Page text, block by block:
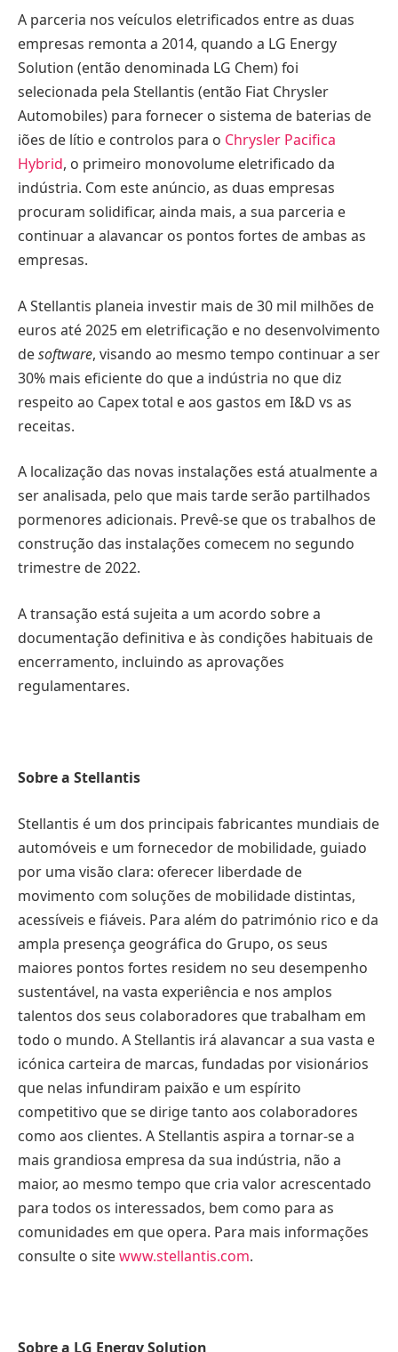
A parceria nos veículos eletrificados entre as duas
empresas remonta a 2014, quando a LG Energy
Solution (então denominada LG Chem) foi
selecionada pela Stellantis (então Fiat Chrysler
Automobiles) para fornecer o sistema de baterias de
iões de lítio e controlos para o Chrysler Pacifica
Hybrid, o primeiro monovolume eletrificado da
indústria. Com este anúncio, as duas empresas
procuram solidificar, ainda mais, a sua parceria e
continuar a alavancar os pontos fortes de ambas as
empresas.
A Stellantis planeia investir mais de 30 mil milhões de
euros até 2025 em eletrificação e no desenvolvimento
desoftware, visando ao mesmo tempo continuar a ser
30% mais eficiente do que a indústria no que diz
respeito ao Capex total e aos gastos em I&D vs as
receitas.
A localização das novas instalações está atualmente a
ser analisada, pelo que mais tarde serão partilhados
pormenores adicionais. Prevê-se que os trabalhos de
construção das instalações comecem no segundo
trimestre de 2022.
A transação está sujeita a um acordo sobre a
documentação definitiva e às condições habituais de
encerramento, incluindo as aprovações
regulamentares.
Sobre a Stellantis
Stellantis é um dos principais fabricantes mundiais de
automóveis e um fornecedor de mobilidade, guiado
por uma visão clara: oferecer liberdade de
movimento com soluções de mobilidade distintas,
acessíveis e fiáveis. Para além do património rico e da
ampla presença geográfica do Grupo, os seus
maiores pontos fortes residem no seu desempenho
sustentável, na vasta experiência e nos amplos
talentos dos seus colaboradores que trabalham em
todo o mundo. A Stellantis irá alavancar a sua vasta e
icónica carteira de marcas, fundadas por visionários
que nelas infundiram paixão e um espírito
competitivo que se dirige tanto aos colaboradores
como aos clientes. A Stellantis aspira a tornar-se a
mais grandiosa empresa da sua indústria, não a
maior, ao mesmo tempo que cria valor acrescentado
para todos os interessados, bem como para as
comunidades em que opera. Para mais informações
consulte o sitewww.stellantis.com.
Sobre a LG Energy Solution